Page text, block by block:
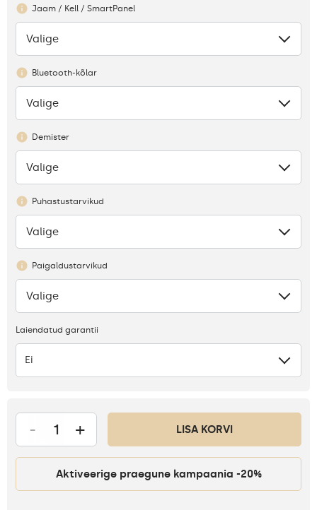
Jaam / Kell / SmartPanel
Puudub
Valige
Bluetooth-kõlar
Puudub
Valige
Demister
Puudub
Valige
Puhastustarvikud
Puudub
Valige
Paigaldustarvikud
Puudub
Valige
Laiendatud garantii
Ei
- + LISA KORVI
Aktiveerige praegune kampaania -20%